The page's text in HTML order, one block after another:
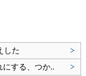
した
>
する、つか..
>